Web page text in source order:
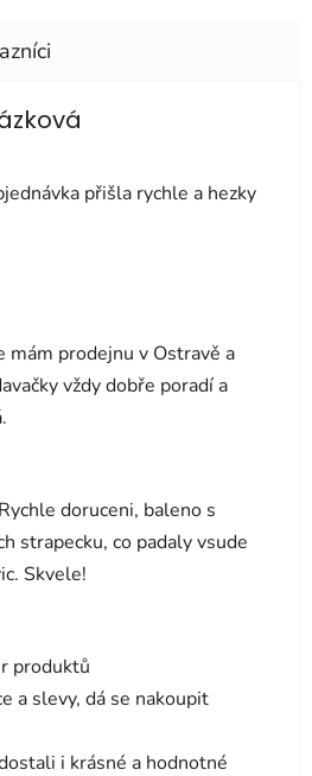
z 5 hvězdiček.
přišla rychle a hezky
z 5 hvězdiček.
mám prodejnu v Ostravě a
vždy dobře poradí a
z 5 hvězdiček.
doruceni, baleno s
strapecku, co padaly vsude
Skvele!
z 5 hvězdiček.
produktů
a slevy, dá se nakoupit
i krásné a hodnotné